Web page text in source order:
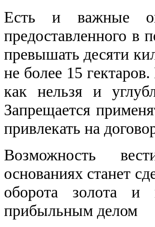
Есть и важные
предоставленного в
превышать десяти
не более 15
как нельзя и
Запрещается
привлекать на
Возможность
основаниях станет
оборота золота и
прибыльным делом